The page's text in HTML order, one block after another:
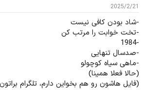
2025/2/21
-شاد بودن کافی نیست
-تخت خوابت را مرتب کن
-1984
-صدسال تنهایی
-ماهی سیاه کوچولو
(حالا فعلا همینا)
(فایل هاشون رو هم بخواین دارم، تلگرام